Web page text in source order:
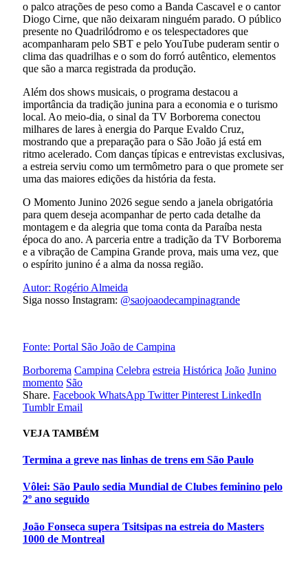
o palco atrações de peso como a Banda Cascavel e o cantor
Diogo Cirne, que não deixaram ninguém parado. O público
presente no Quadrilódromo e os telespectadores que
acompanharam pelo SBT e pelo YouTube puderam sentir o
clima das quadrilhas e o som do forró autêntico, elementos
que são a marca registrada da produção.
Além dos shows musicais, o programa destacou a
importância da tradição junina para a economia e o turismo
local. Ao meio-dia, o sinal da TV Borborema conectou
milhares de lares à energia do Parque Evaldo Cruz,
mostrando que a preparação para o São João já está em
ritmo acelerado. Com danças típicas e entrevistas exclusivas,
a estreia serviu como um termômetro para o que promete ser
uma das maiores edições da história da festa.
O Momento Junino 2026 segue sendo a janela obrigatória
para quem deseja acompanhar de perto cada detalhe da
montagem e da alegria que toma conta da Paraíba nesta
época do ano. A parceria entre a tradição da TV Borborema
e a vibração de Campina Grande prova, mais uma vez, que
o espírito junino é a alma da nossa região.
Autor: Rogério Almeida
Siga nosso Instagram: @saojoaodecampinagrande
Fonte: Portal São João de Campina
Borborema Campina Celebra estreia Histórica João Junino
momento São
Share. Facebook WhatsApp Twitter Pinterest LinkedIn
Tumblr Email
VEJA TAMBÉM
Termina a greve nas linhas de trens em São Paulo
Vôlei: São Paulo sedia Mundial de Clubes feminino pelo
2º ano seguido
João Fonseca supera Tsitsipas na estreia do Masters
1000 de Montreal